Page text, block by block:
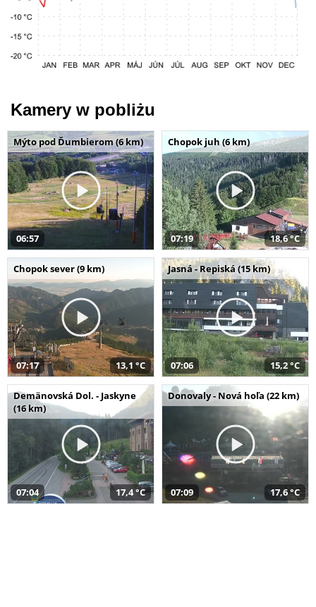
Kamery w pobliżu
Mýto pod Ďumbierom (6 km)
06:57
Chopok juh (6 km)
07:19 18,6 °C
Chopok sever (9 km)
07:17 13,1 °C
Jasná - Repiská (15 km)
07:06 15,2 °C
Demänovská Dol. - Jaskyne
(16 km)
07:04 17,4 °C
Donovaly - Nová hoľa (22 km)
07:09 17,6 °C